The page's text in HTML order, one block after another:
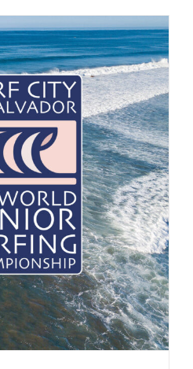
puesto en el Surf
ISA World Junior
Surf Noticias Surf